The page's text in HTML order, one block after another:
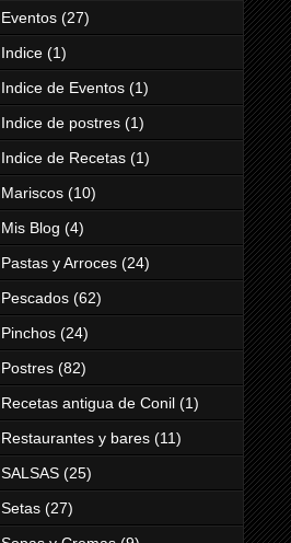
Eventos (27)
Indice (1)
Indice de Eventos (1)
Indice de postres (1)
Indice de Recetas (1)
Mariscos (10)
Mis Blog (4)
Pastas y Arroces (24)
Pescados (62)
Pinchos (24)
Postres (82)
Recetas antigua de Conil (1)
Restaurantes y bares (11)
SALSAS (25)
Setas (27)